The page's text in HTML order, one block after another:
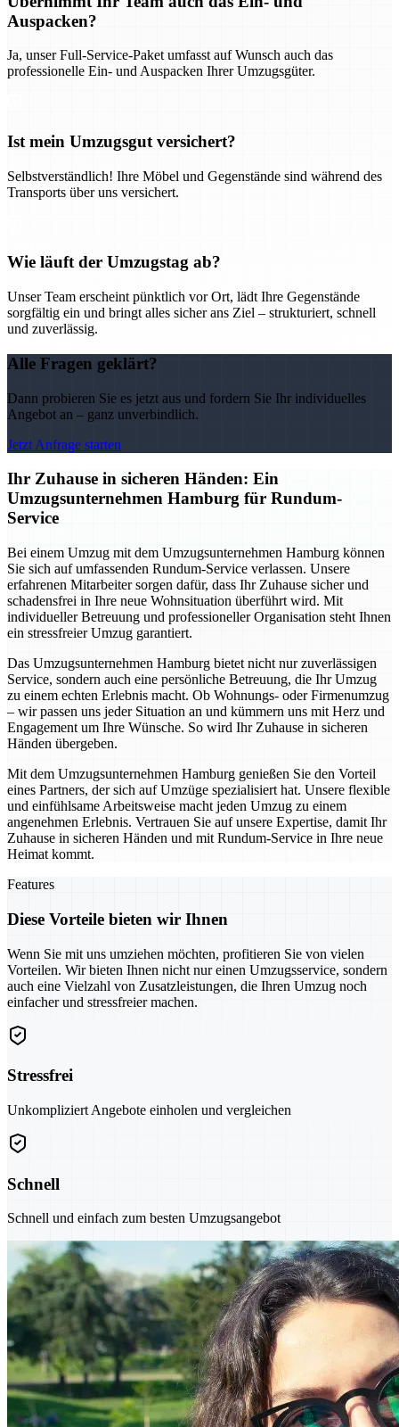
Auspacken?
Ja, unser Full-Service-Paket umfasst auf Wunsch auch das
professionelle Ein- und Auspacken Ihrer Umzugsgüter.
Ist mein Umzugsgut versichert?
Selbstverständlich! Ihre Möbel und Gegenstände sind während des
Transports über uns versichert.
Wie läuft der Umzugstag ab?
Unser Team erscheint pünktlich vor Ort, lädt Ihre Gegenstände
sorgfältig ein und bringt alles sicher ans Ziel – strukturiert, schnell
und zuverlässig.
Alle Fragen geklärt?
Dann probieren Sie es jetzt aus und fordern Sie Ihr individuelles
Angebot an – ganz unverbindlich.
Jetzt Anfrage starten
Ihr Zuhause in sicheren Händen: Ein
Umzugsunternehmen Hamburg für Rundum-
Service
Bei einem Umzug mit dem Umzugsunternehmen Hamburg können
Sie sich auf umfassenden Rundum-Service verlassen. Unsere
erfahrenen Mitarbeiter sorgen dafür, dass Ihr Zuhause sicher und
schadensfrei in Ihre neue Wohnsituation überführt wird. Mit
individueller Betreuung und professioneller Organisation steht Ihnen
ein stressfreier Umzug garantiert.
Das Umzugsunternehmen Hamburg bietet nicht nur zuverlässigen
Service, sondern auch eine persönliche Betreuung, die Ihr Umzug
zu einem echten Erlebnis macht. Ob Wohnungs- oder Firmenumzug
– wir passen uns jeder Situation an und kümmern uns mit Herz und
Engagement um Ihre Wünsche. So wird Ihr Zuhause in sicheren
Händen übergeben.
Mit dem Umzugsunternehmen Hamburg genießen Sie den Vorteil
eines Partners, der sich auf Umzüge spezialisiert hat. Unsere flexible
und einfühlsame Arbeitsweise macht jeden Umzug zu einem
angenehmen Erlebnis. Vertrauen Sie auf unsere Expertise, damit Ihr
Zuhause in sicheren Händen und mit Rundum-Service in Ihre neue
Heimat kommt.
Features
Diese Vorteile bieten wir Ihnen
Wenn Sie mit uns umziehen möchten, profitieren Sie von vielen
Vorteilen. Wir bieten Ihnen nicht nur einen Umzugsservice, sondern
auch eine Vielzahl von Zusatzleistungen, die Ihren Umzug noch
einfacher und stressfreier machen.
Stressfrei
Unkompliziert Angebote einholen und vergleichen
Schnell
Schnell und einfach zum besten Umzugsangebot